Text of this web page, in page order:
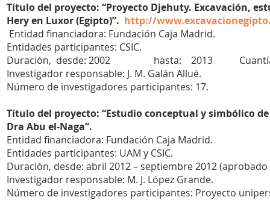
Título del proyecto: “Proyecto Djehuty. Excavación,
Hery en Luxor (Egipto)”. http://
Entidad financiadora: Fundación Caja Madrid.
Entidades participantes: CSIC.
Duración, desde: 2002 hasta: 2013 Cuantía
Investigador responsable: J. M. Galán Allué.
Número de investigadores participantes: 17.
Título del proyecto: “Estudio conceptual y simbólico
Dra Abu el-Naga”.
Entidad financiadora: Fundación Caja Madrid.
Entidades participantes: UAM y CSIC.
Duración, desde: abril 2012 – septiembre 2012
Investigador responsable: M. J. López Grande.
Número de investigadores participantes: Proyecto